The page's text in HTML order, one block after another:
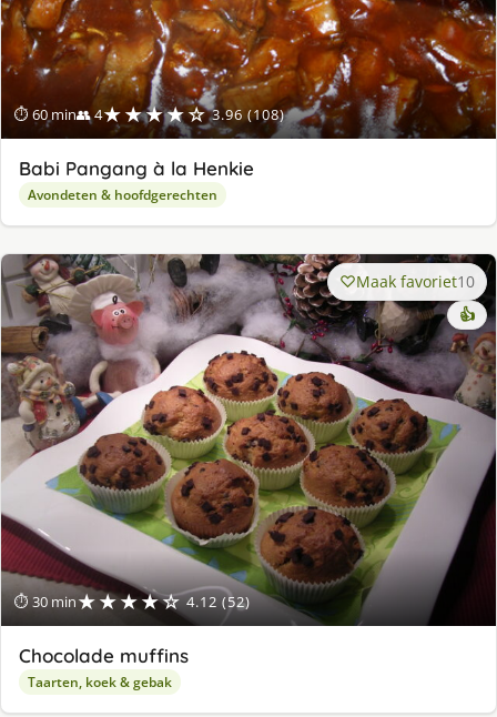
⏱ 60 min👥 4★★★★☆ 3.96 (108)
Babi Pangang à la Henkie
Avondeten & hoofdgerechten
⏱ 30 min★★★★☆ 4.12 (52)
Maak favoriet10
👍
Chocolade muffins
Taarten, koek & gebak